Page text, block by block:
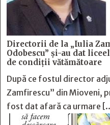
Directorii de la „Iulia
Odobescu” și-au dat
de condiții vătămătoare
După ce fostul director
Zamfirescu” din Mioveni,
fost dat afară ca urmare